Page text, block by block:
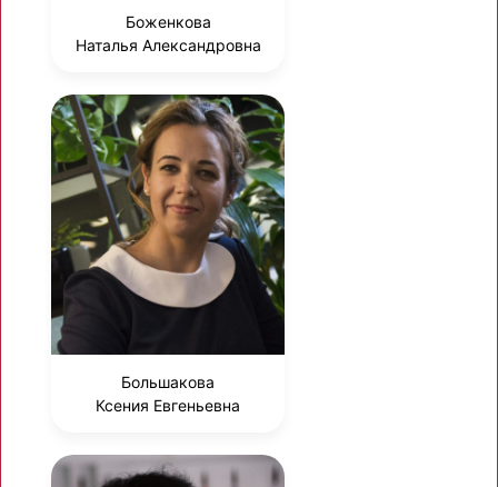
Боженкова
Наталья Александровна
Большакова
Ксения Евгеньевна